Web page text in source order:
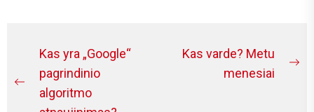
Navigacija
tarp
įrašų
Previous
Kas yra „Google“
pagrindinio
algoritmo
Kas varde? Metu
menesiai